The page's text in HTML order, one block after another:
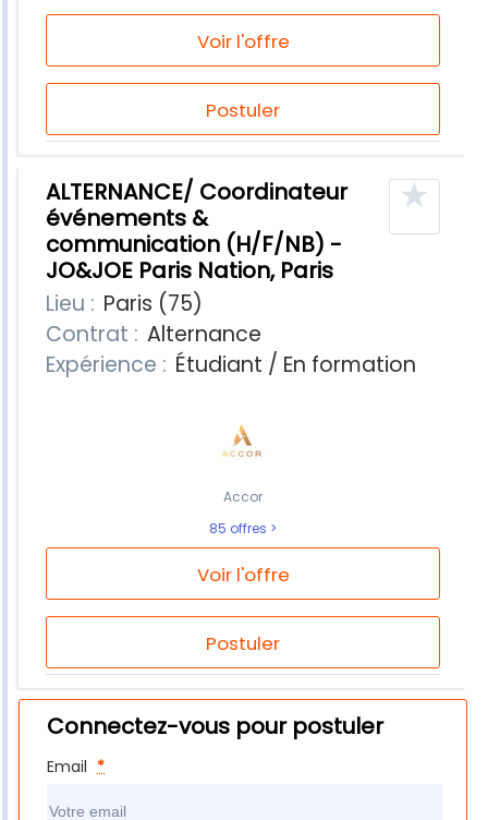
Voir l'offre
Postuler
ALTERNANCE/ Coordinateur
événements &
communication (H/F/NB) -
JO&JOE Paris Nation, Paris
★
Lieu : Paris (75)
Contrat : Alternance
Expérience : Étudiant / En formation
Voir l'offre
Postuler
Accor
85 offres
Connectez-vous pour postuler
Email *